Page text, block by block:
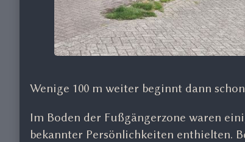
Wenige 100 m weiter beginnt dann
Im Boden der Fußgängerzone waren
bekannter Persönlichkeiten enthielten.